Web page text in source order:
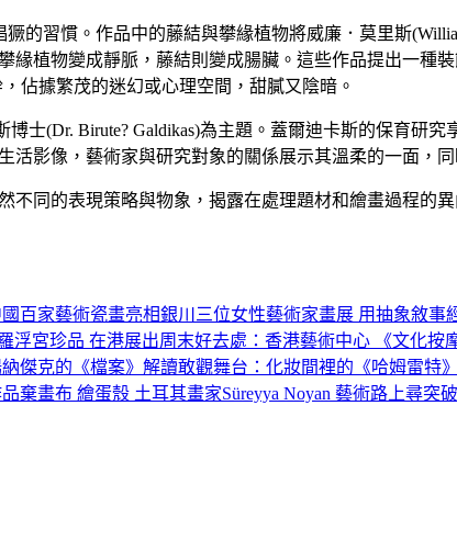
的習慣。作品中的藤結與攀緣植物將威廉．莫里斯
植物變成靜脈，藤結則變成腸臟。這些作品提出一種
佔據繁茂的迷幻或心理空間，甜膩又陰暗。
士(Dr. Birute? Galdikas)為主題。蓋爾迪卡斯的保育研
影像，藝術家與研究對象的關係展示其溫柔的一面，
同的表現策略與物象，揭露在處理題材和繪畫過程的
百家藝術瓷畫亮相銀川 三位女性藝術家畫展 用抽象敘事
浮宮珍品 在港展出周末好去處：香港藝術中心 《文化按
傑克的《檔案》解讀敢觀舞台：化妝間裡的《哈姆雷特》
棄畫布 繪蛋殼 土耳其畫家Süreyya Noyan 藝術路上尋突破